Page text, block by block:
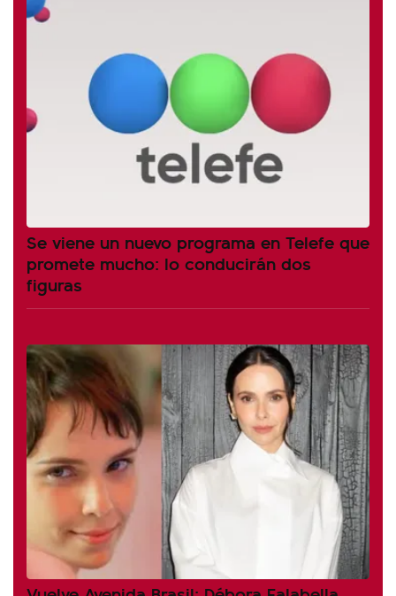
Se viene un nuevo programa en Telefe que
promete mucho: lo conducirán dos
figuras